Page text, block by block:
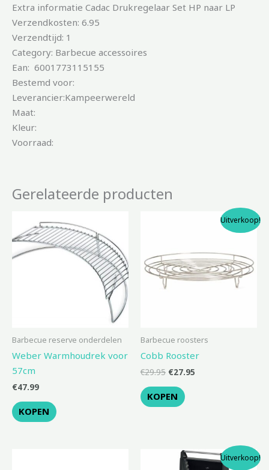
Extra informatie Cadac Drukregelaar Set HP naar LP
Verzendkosten: 6.95
Verzendtijd: 1
Category: Barbecue accessoires
Ean: 6001773115155
Bestemd voor:
Leverancier:Kampeerwereld
Maat:
Kleur:
Voorraad:
Gerelateerde producten
Barbecue reserve onderdelen
Weber Warmhoudrek voor
57cm
€47.99
KOPEN
Uitverkoop!
Barbecue roosters
Cobb Rooster
€29.95
Oorspronkelijke
€27.95
Huidige
KOPEN
Uitverkoop!
Oorspronkelijke
prijs
Huidige
prijs